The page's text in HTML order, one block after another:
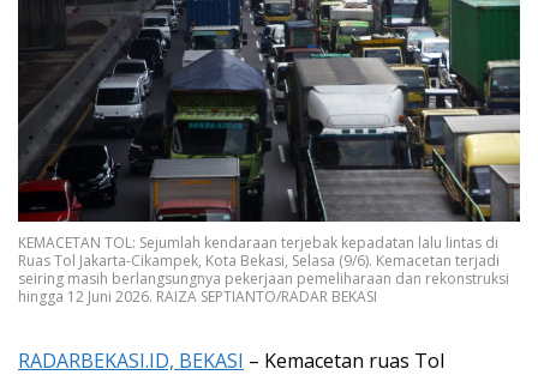
KEMACETAN TOL: Sejumlah kendaraan terjebak kepadatan lalu lintas di
Ruas Tol Jakarta-Cikampek, Kota Bekasi, Selasa (9/6). Kemacetan terjadi
seiring masih berlangsungnya pekerjaan pemeliharaan dan rekonstruksi
hingga 12 Juni 2026. RAIZA SEPTIANTO/RADAR BEKASI
RADARBEKASI.ID, BEKASI – Kemacetan ruas Tol